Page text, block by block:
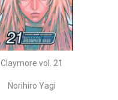
Claymore vol. 21
Norihiro Yagi